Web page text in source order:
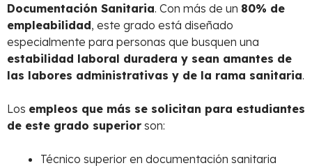
Documentación Sanitaria. Con más de un 80% de
empleabilidad, este grado está diseñado
especialmente para personas que busquen una
estabilidad laboral duradera y sean amantes de
las labores administrativas y de la rama sanitaria.
Los empleos que más se solicitan para estudiantes
de este grado superior son:
Técnico superior en documentación sanitaria